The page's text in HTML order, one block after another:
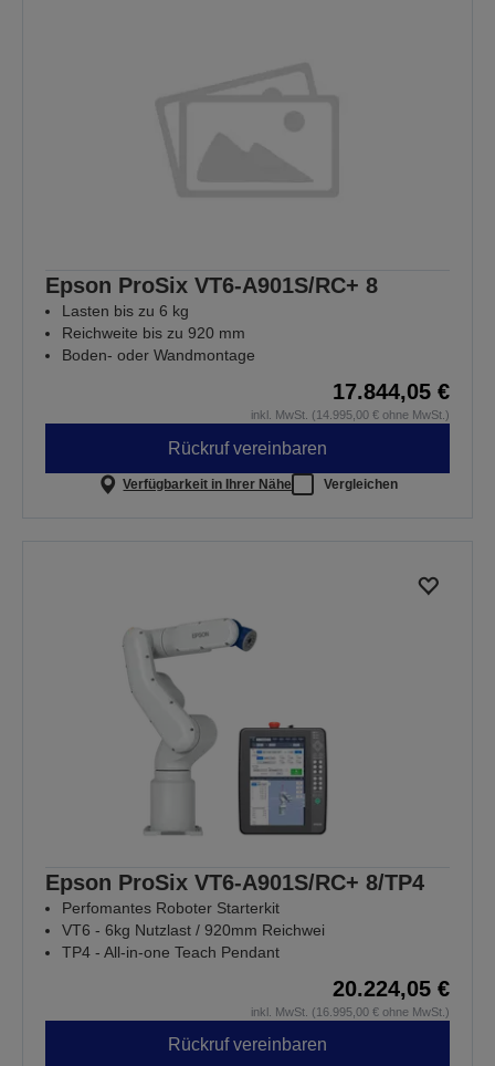
Epson ProSix VT6-A901S/RC+ 8
Lasten bis zu 6 kg
Reichweite bis zu 920 mm
Boden- oder Wandmontage
17.844,05 €
inkl. MwSt. (14.995,00 € ohne MwSt.)
Rückruf vereinbaren
Verfügbarkeit in Ihrer Nähe Vergleichen
Epson ProSix VT6-A901S/RC+ 8/TP4
Perfomantes Roboter Starterkit
VT6 - 6kg Nutzlast / 920mm Reichwei
TP4 - All-in-one Teach Pendant
20.224,05 €
inkl. MwSt. (16.995,00 € ohne MwSt.)
Rückruf vereinbaren